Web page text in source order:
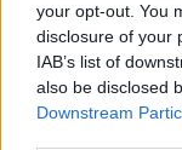
your opt-out. You
disclosure of your
IAB’s list of
also be disclosed
Downstream